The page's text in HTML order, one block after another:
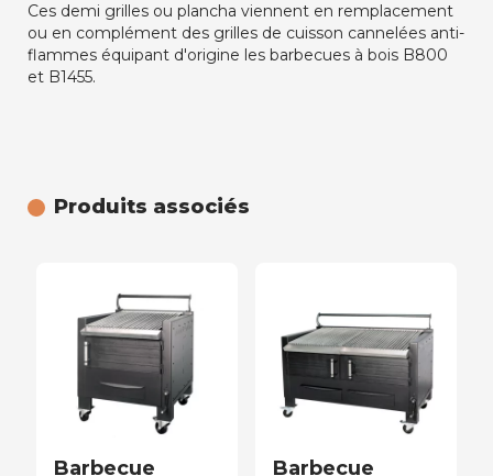
Ces demi grilles ou plancha viennent en remplacement
ou en complément des grilles de cuisson cannelées anti-
flammes équipant d'origine les barbecues à bois B800
et B1455.
Produits associés
Barbecue Barbecue